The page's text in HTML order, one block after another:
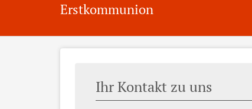
Erstkommunion
Ihr Kontakt zu uns